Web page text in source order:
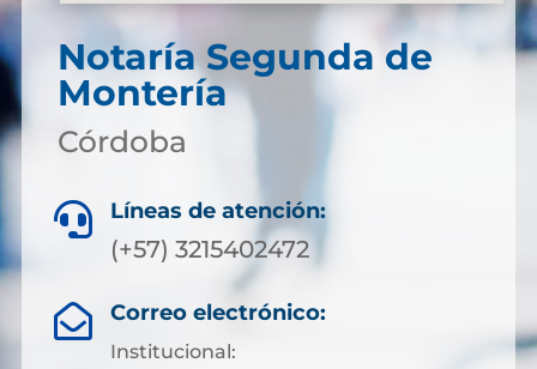
Notaría Segunda de
Montería
Córdoba
 Líneas de atención:
(+57) 3215402472
 Correo electrónico:
Institucional: